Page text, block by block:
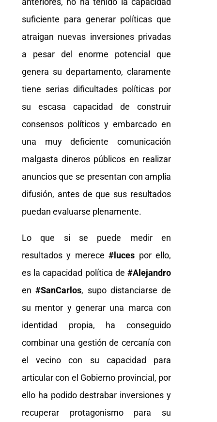
suficiente para generar políticas que
atraigan nuevas inversiones privadas
a pesar del enorme potencial que
genera su departamento, claramente
tiene serias dificultades políticas por
su escasa capacidad de construir
consensos políticos y embarcado en
una muy deficiente comunicación
malgasta dineros públicos en realizar
anuncios que se presentan con amplia
difusión, antes de que sus resultados
puedan evaluarse plenamente.
Lo que si se puede medir en
resultados y merece#luces por ello,
es la capacidad política de#Alejandro
en#SanCarlos, supo distanciarse de
su mentor y generar una marca con
identidad propia, ha conseguido
combinar una gestión de cercanía con
el vecino con su capacidad para
articular con el Gobierno provincial, por
ello ha podido destrabar inversiones y
recuperar protagonismo para su